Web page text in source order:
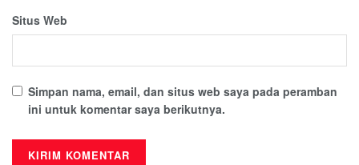
Situs Web
Simpan nama, email, dan situs web saya pada peramban
ini untuk komentar saya berikutnya.